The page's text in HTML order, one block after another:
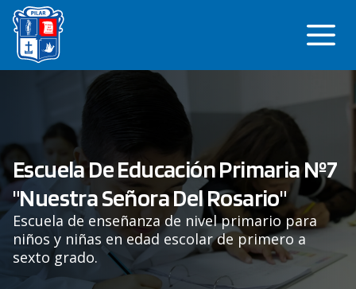
Saltar
contenido
Escuela De Educación Primaria Nº7
"Nuestra Señora Del Rosario"
Escuela de enseñanza de nivel primario para
niños y niñas en edad escolar de primero a
sexto grado.